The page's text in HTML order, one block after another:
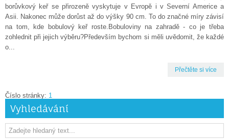
borůvkový keř se přirozeně vyskytuje v Evropě i v Severní Americe a
Asii. Nakonec může dorůst až do výšky 90 cm. To do značné míry závisí
na tom, kde bobulový keř roste.Bobuloviny na zahradě - co je třeba
zohlednit při jejich výběru?Především bychom si měli uvědomit, že každé
o...
Přečtěte si více
Číslo stránky: 1
Vyhledávání